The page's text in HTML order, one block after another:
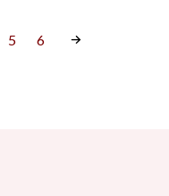
5 6